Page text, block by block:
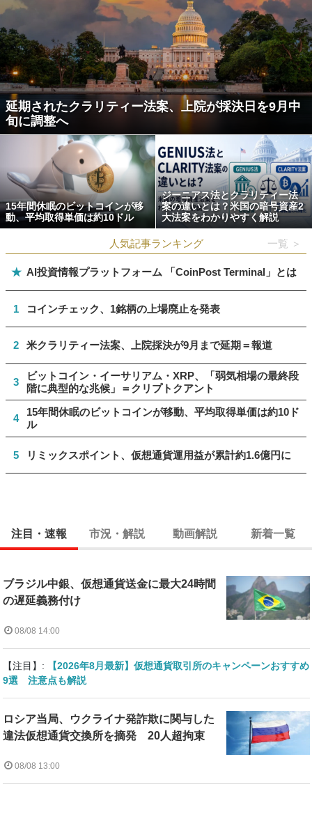
延期されたクラリティー法案、上院が採決日を9月中
旬に調整へ
15年間休眠のビットコインが移
動、平均取得単価は約10ドル
ジーニアス法とクラリティー法
案の違いとは？米国の暗号資産2
大法案をわかりやすく解説
人気記事ランキング 一覧 ＞
★ AI投資情報プラットフォーム 「CoinPost Terminal」とは
1 コインチェック、1銘柄の上場廃止を発表
2 米クラリティー法案、上院採決が9月まで延期＝報道
3
ビットコイン・イーサリアム・XRP、「弱気相場の最終段
階に典型的な兆候」＝クリプトクアント
4
15年間休眠のビットコインが移動、平均取得単価は約10ド
ル
5 リミックスポイント、仮想通貨運用益が累計約1.6億円に
注目・速報 市況・解説 動画解説 新着一覧
ブラジル中銀、仮想通貨送金に最大24時間
の遅延義務付け
08/08 14:00
【注目】:
【2026年8月最新】仮想通貨取引所のキャンペーンおすすめ
9選 注意点も解説
ロシア当局、ウクライナ発詐欺に関与した
違法仮想通貨交換所を摘発 20人超拘束
08/08 13:00